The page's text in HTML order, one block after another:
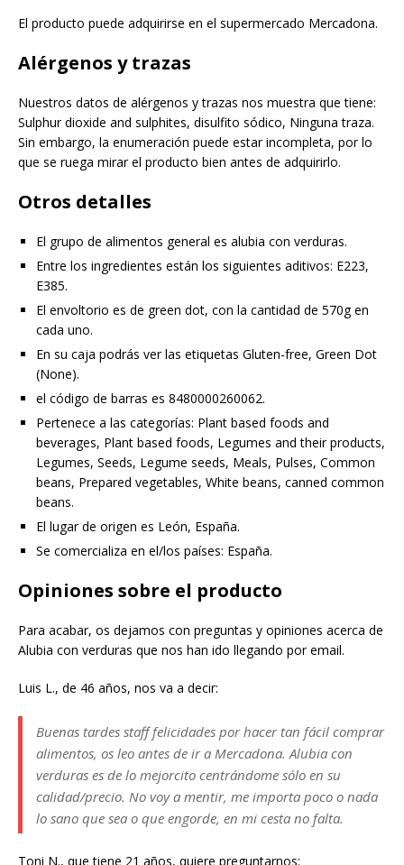
El producto puede adquirirse en el supermercado Mercadona.
Alérgenos y trazas
Nuestros datos de alérgenos y trazas nos muestra que tiene:
Sulphur dioxide and sulphites, disulfito sódico, Ninguna traza.
Sin embargo, la enumeración puede estar incompleta, por lo
que se ruega mirar el producto bien antes de adquirirlo.
Otros detalles
El grupo de alimentos general es alubia con verduras.
Entre los ingredientes están los siguientes aditivos: E223,
E385.
El envoltorio es de green dot, con la cantidad de 570g en
cada uno.
En su caja podrás ver las etiquetas Gluten-free, Green Dot
(None).
el código de barras es 8480000260062.
Pertenece a las categorías: Plant based foods and
beverages, Plant based foods, Legumes and their products,
Legumes, Seeds, Legume seeds, Meals, Pulses, Common
beans, Prepared vegetables, White beans, canned common
beans.
El lugar de origen es León, España.
Se comercializa en el/los países: España.
Opiniones sobre el producto
Para acabar, os dejamos con preguntas y opiniones acerca de
Alubia con verduras que nos han ido llegando por email.
Luis L., de 46 años, nos va a decir:
Buenas tardes staff felicidades por hacer tan fácil comprar
alimentos, os leo antes de ir a Mercadona. Alubia con
verduras es de lo mejorcito centrándome sólo en su
calidad/precio. No voy a mentir, me importa poco o nada
lo sano que sea o que engorde, en mi cesta no falta.
Toni N., que tiene 21 años, quiere preguntarnos: